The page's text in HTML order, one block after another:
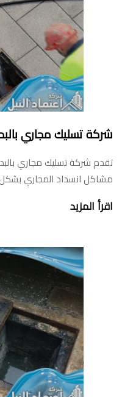
شركة تسليك مجاري
تقدم شركة تسليك مجاري
مشاكل انسداد المجاري
اقرأ المزيد